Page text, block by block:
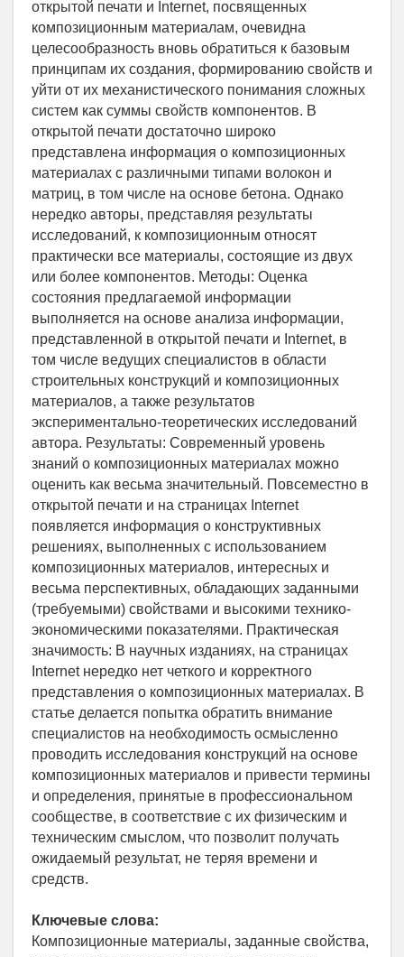
открытой печати и Internet, посвященных
композиционным материалам, очевидна
целесообразность вновь обратиться к базовым
принципам их создания, формированию свойств и
уйти от их механистического понимания сложных
систем как суммы свойств компонентов. В
открытой печати достаточно широко
представлена информация о композиционных
материалах с различными типами волокон и
матриц, в том числе на основе бетона. Однако
нередко авторы, представляя результаты
исследований, к композиционным относят
практически все материалы, состоящие из двух
или более компонентов. Методы: Оценка
состояния предлагаемой информации
выполняется на основе анализа информации,
представленной в открытой печати и Internet, в
том числе ведущих специалистов в области
строительных конструкций и композиционных
материалов, а также результатов
экспериментально-теоретических исследований
автора. Результаты: Современный уровень
знаний о композиционных материалах можно
оценить как весьма значительный. Повсеместно в
открытой печати и на страницах Internet
появляется информация о конструктивных
решениях, выполненных с использованием
композиционных материалов, интересных и
весьма перспективных, обладающих заданными
(требуемыми) свойствами и высокими технико-
экономическими показателями. Практическая
значимость: В научных изданиях, на страницах
Internet нередко нет четкого и корректного
представления о композиционных материалах. В
статье делается попытка обратить внимание
специалистов на необходимость осмысленно
проводить исследования конструкций на основе
композиционных материалов и привести термины
и определения, принятые в профессиональном
сообществе, в соответствие с их физическим и
техническим смыслом, что позволит получать
ожидаемый результат, не теряя времени и
средств.
Ключевые слова:
Композиционные материалы, заданные свойства,